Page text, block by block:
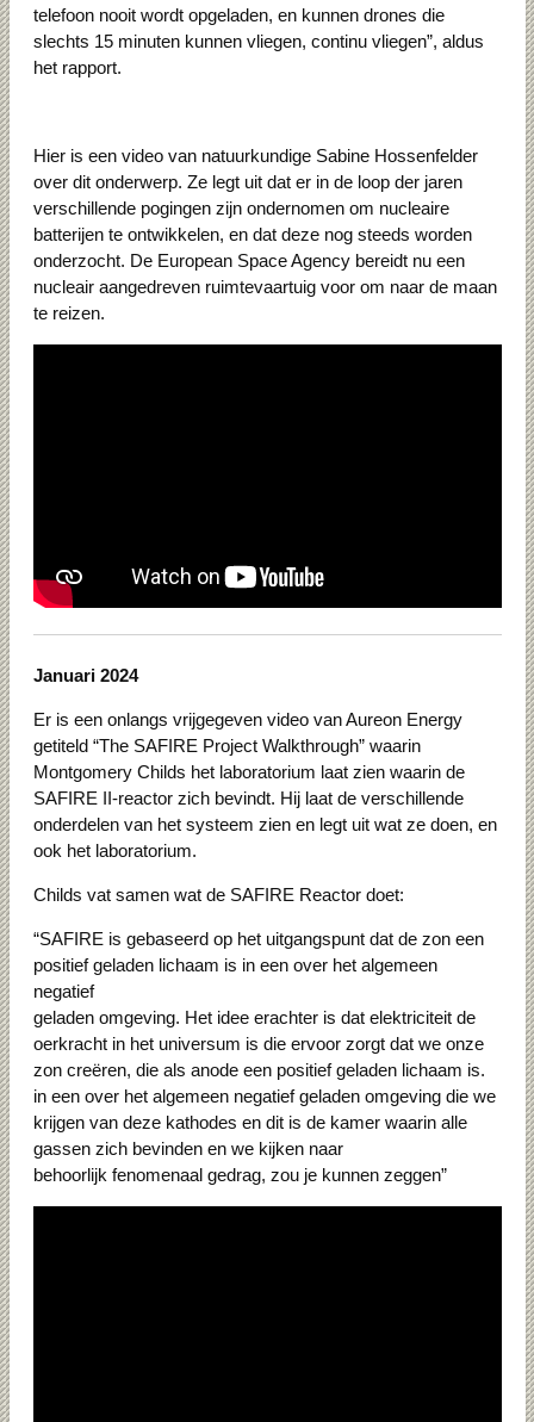
telefoon nooit wordt opgeladen, en kunnen drones die
slechts 15 minuten kunnen vliegen, continu vliegen”, aldus
het rapport.
Hier is een video van natuurkundige Sabine Hossenfelder
over dit onderwerp. Ze legt uit dat er in de loop der jaren
verschillende pogingen zijn ondernomen om nucleaire
batterijen te ontwikkelen, en dat deze nog steeds worden
onderzocht. De European Space Agency bereidt nu een
nucleair aangedreven ruimtevaartuig voor om naar de maan
te reizen.
Januari 2024
Er is een onlangs vrijgegeven video van Aureon Energy
getiteld “The SAFIRE Project Walkthrough” waarin
Montgomery Childs het laboratorium laat zien waarin de
SAFIRE II-reactor zich bevindt. Hij laat de verschillende
onderdelen van het systeem zien en legt uit wat ze doen, en
ook het laboratorium.
Childs vat samen wat de SAFIRE Reactor doet:
“SAFIRE is gebaseerd op het uitgangspunt dat de zon een
positief geladen lichaam is in een over het algemeen
negatief
geladen omgeving. Het idee erachter is dat elektriciteit de
oerkracht in het universum is die ervoor zorgt dat we onze
zon creëren, die als anode een positief geladen lichaam is.
in een over het algemeen negatief geladen omgeving die we
krijgen van deze kathodes en dit is de kamer waarin alle
gassen zich bevinden en we kijken naar
behoorlijk fenomenaal gedrag, zou je kunnen zeggen”